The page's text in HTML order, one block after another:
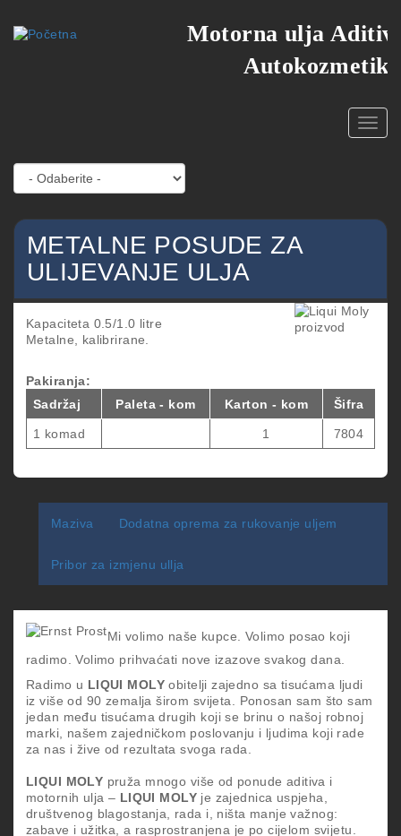
Skoči
na
Motorna ulja Aditivi
Autokozmetika
METALNE POSUDE ZA
ULIJEVANJE ULJA
Kapaciteta 0.5/1.0 litre
Metalne, kalibrirane.
Pakiranja:
Sadržaj
Paleta - kom Karton - kom Šifra
1 komad 1 7804
Maziva Dodatna oprema za rukovanje uljem
Pribor za izmjenu ullja
Mi volimo naše kupce. Volimo posao koji
radimo. Volimo prihvaćati nove izazove svakog dana.
Radimo u LIQUI MOLYobitelji zajedno sa tisućama ljudi
iz više od 90 zemalja širom svijeta. Ponosan sam što sam
jedan među tisućama drugih koji se brinu o našoj robnoj
marki, našem zajedničkom poslovanju i ljudima koji rade
za nas i žive od rezultata svoga rada.
LIQUI MOLY pruža mnogo više od ponude aditiva i
motornih ulja – LIQUI MOLY je zajednica uspjeha,
društvenog blagostanja, rada i, ništa manje važnog:
zabave i užitka, a rasprostranjena je po cijelom svijetu.